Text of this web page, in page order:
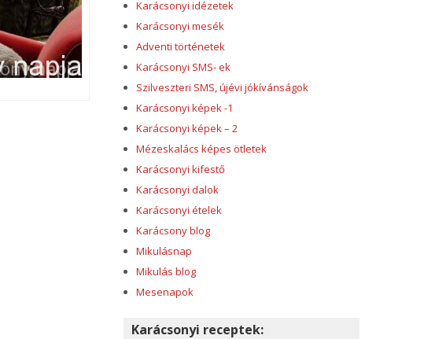
Karácsonyi idézetek
Karácsonyi mesék
Adventi történetek
Karácsonyi SMS- ek
Szilveszteri SMS, újévi jókívánságok
Karácsonyi képek -1
Karácsonyi képek – 2
Mézeskalács képes ötletek
Karácsonyi kifestő
Karácsonyi dalok
Karácsonyi ételek
Karácsony blog
Mikulásnap
Mikulás blog
Mesenapok
Karácsonyi receptek: